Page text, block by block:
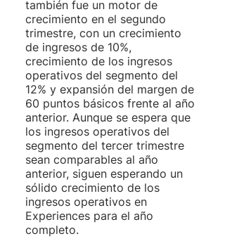
también fue un motor de
crecimiento en el segundo
trimestre, con un crecimiento
de ingresos de 10%,
crecimiento de los ingresos
operativos del segmento del
12% y expansión del margen de
60 puntos básicos frente al año
anterior. Aunque se espera que
los ingresos operativos del
segmento del tercer trimestre
sean comparables al año
anterior, siguen esperando un
sólido crecimiento de los
ingresos operativos en
Experiences para el año
completo.